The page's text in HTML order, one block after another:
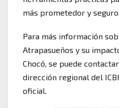
más prometedor y seguro.
Para más información
Atrapasueños y su
Chocó, se puede
dirección regional del
oficial.